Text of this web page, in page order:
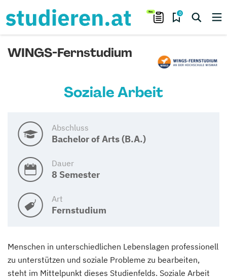
0
WINGS-Fernstudium
Soziale Arbeit
Abschluss
Bachelor of Arts (B.A.)
Dauer
8 Semester
Art
Fernstudium
Menschen in unterschiedlichen Lebenslagen professionell
zu unterstützen und soziale Probleme zu bearbeiten,
steht im Mittelpunkt dieses Studienfelds. Soziale Arbeit